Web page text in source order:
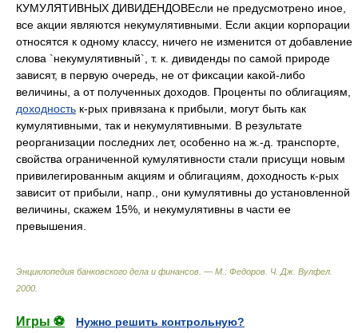
КУМУЛЯТИВНЫХ ДИВИДЕНДОВЕсли не предусмотрено иное,
все акции являются некумулятивными. Если акции корпорации
относятся к одному классу, ничего не изменится от добавление
слова `некумулятивный`, т. к. дивиденды по самой природе
зависят, в первую очередь, не от фиксации какой-либо
величины, а от полученных доходов. Проценты по облигациям,
доходность к-рых привязана к прибыли, могут быть как
кумулятивными, так и некумулятивными. В результате
реорганизации последних лет, особенно на ж.-д. транспорте,
свойства ограниченной кумулятивности стали присущи новым
привилегированным акциям и облигациям, доходность к-рых
зависит от прибыли, напр., они кумулятивны до установленной
величины, скажем 15%, и некумулятивны в части ее
превышения.
Энциклопедия банковского дела и финансов. — М.: Федоров Ч. Дж. Вулфел
2000
Игры ⚽
Нужно решить контрольную?